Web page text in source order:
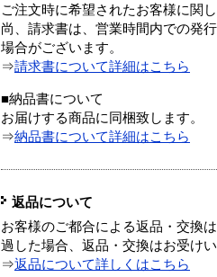
ご注文時に希望されたお客様に関
尚、請求書は、営業時間内での発
場合がございます。
⇒請求書について詳細はこちら
■納品書について
お届けする商品に同梱致します。
⇒納品書について詳細はこちら
返品について
お客様のご都合による返品・交換
過した場合、返品・交換はお受けい
⇒返品について詳しくはこちら